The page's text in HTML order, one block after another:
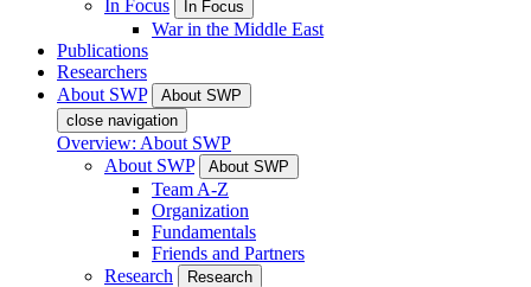
In Focus
In Focus
War in the Middle East
Publications
Researchers
About SWP
About SWP
close navigation
Overview: About SWP
About SWP
About SWP
Team A-Z
Organization
Fundamentals
Friends and Partners
Research
Research